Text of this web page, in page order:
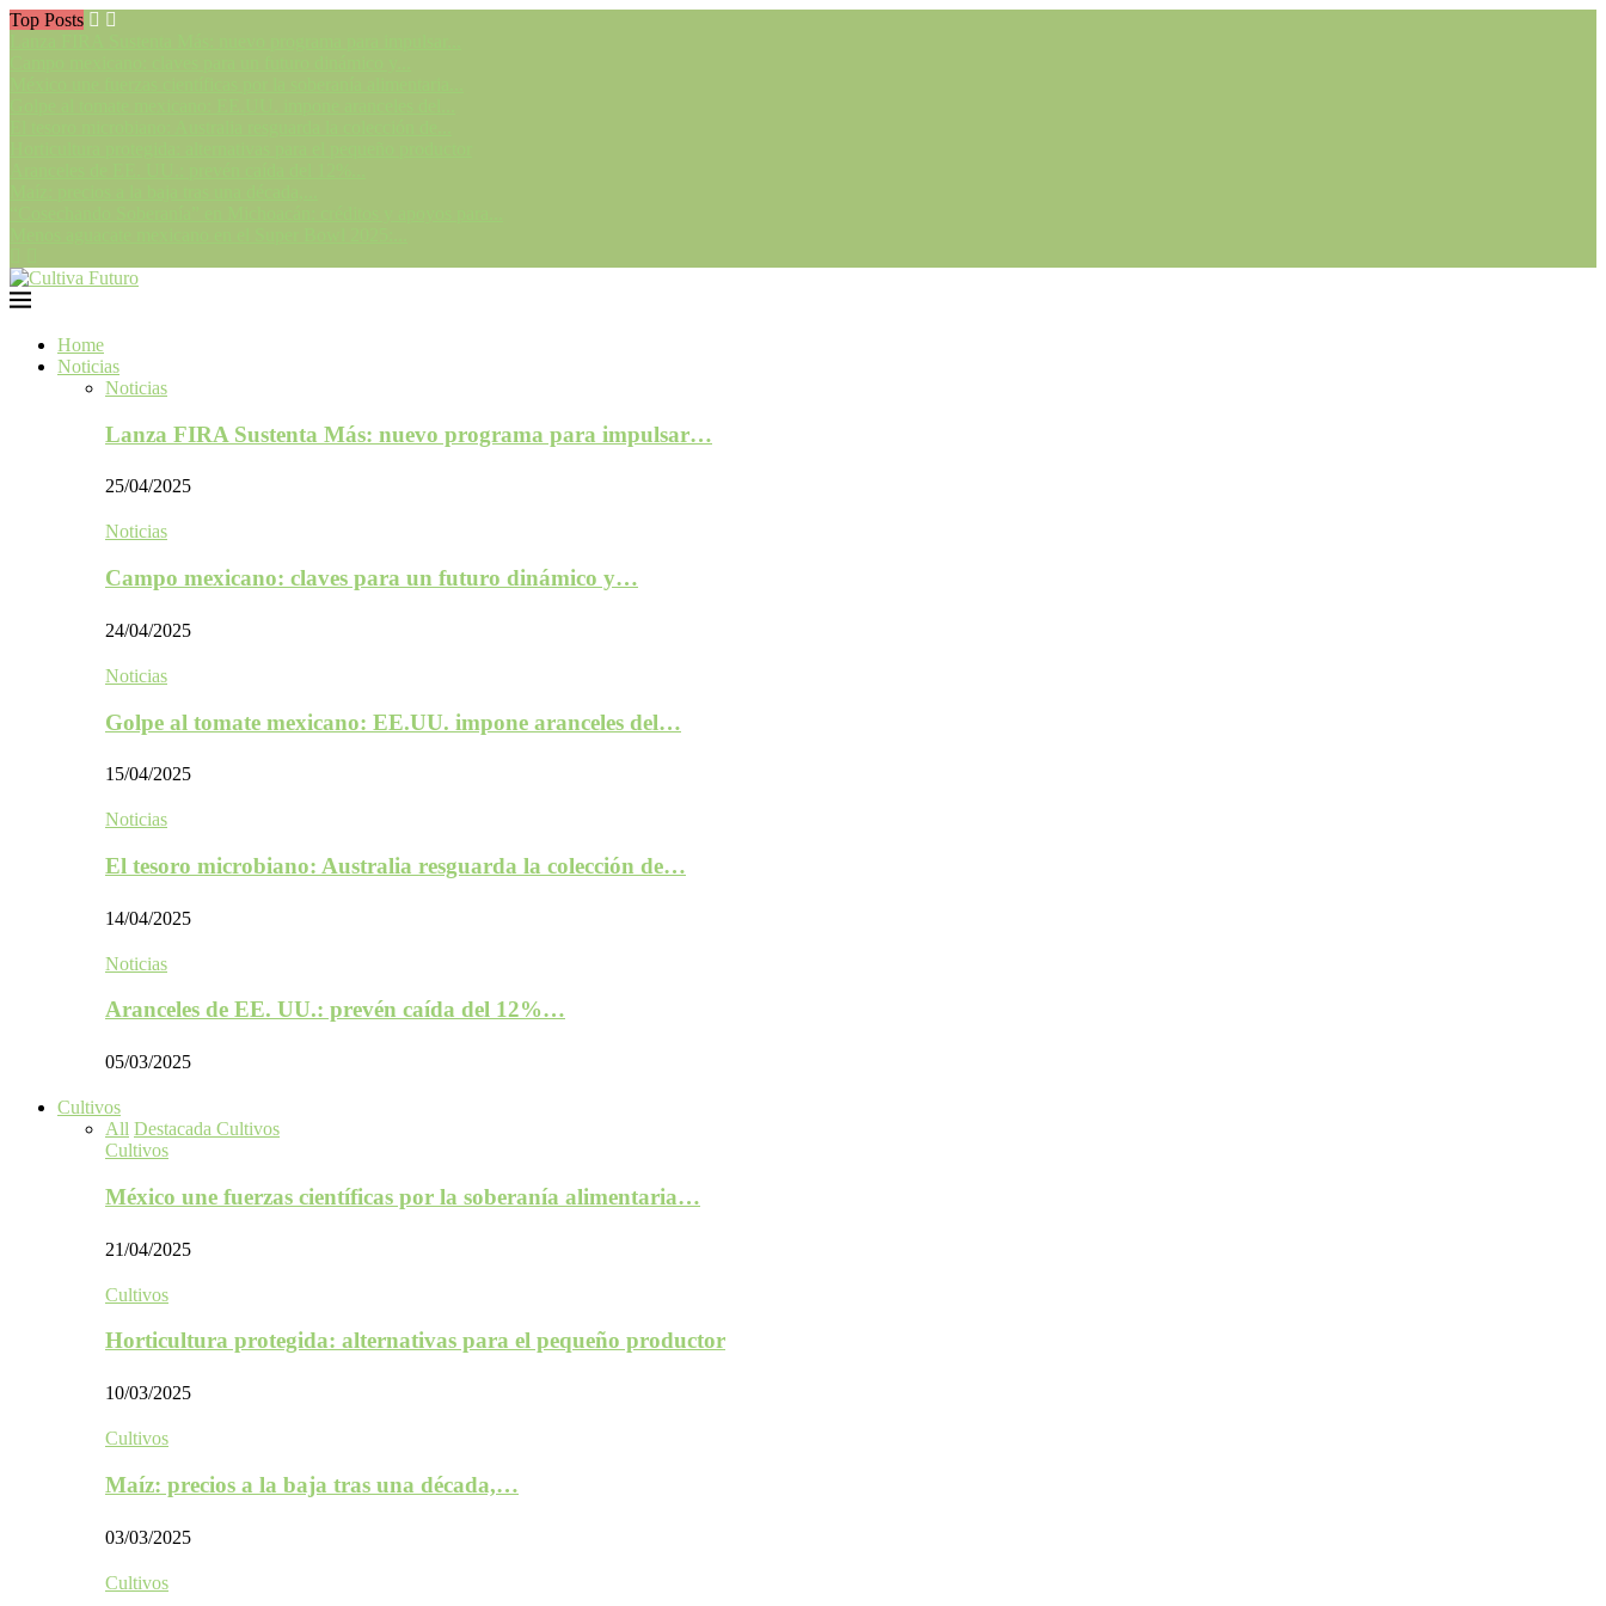
Top Posts
Home
Noticias
Noticias
Lanza FIRA Sustenta Más: nuevo programa para impulsar…
25/04/2025
Noticias
Campo mexicano: claves para un futuro dinámico y…
24/04/2025
Noticias
Golpe al tomate mexicano: EE.UU. impone aranceles del…
15/04/2025
Noticias
El tesoro microbiano: Australia resguarda la colección de…
14/04/2025
Noticias
Aranceles de EE. UU.: prevén caída del 12%…
05/03/2025
Cultivos
All Destacada Cultivos
Cultivos
México une fuerzas científicas por la soberanía alimentaria…
21/04/2025
Cultivos
Horticultura protegida: alternativas para el pequeño productor
10/03/2025
Cultivos
Maíz: precios a la baja tras una década,…
03/03/2025
Cultivos